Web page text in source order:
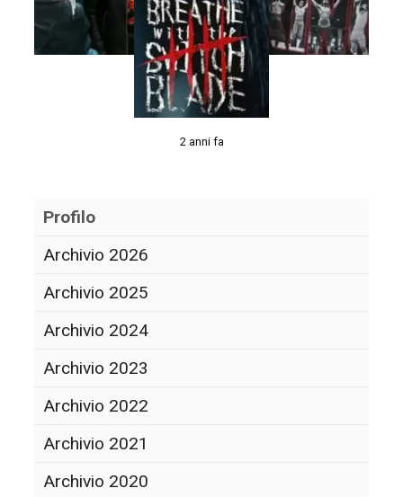
2 anni fa
Profilo
Archivio 2026
Archivio 2025
Archivio 2024
Archivio 2023
Archivio 2022
Archivio 2021
Archivio 2020